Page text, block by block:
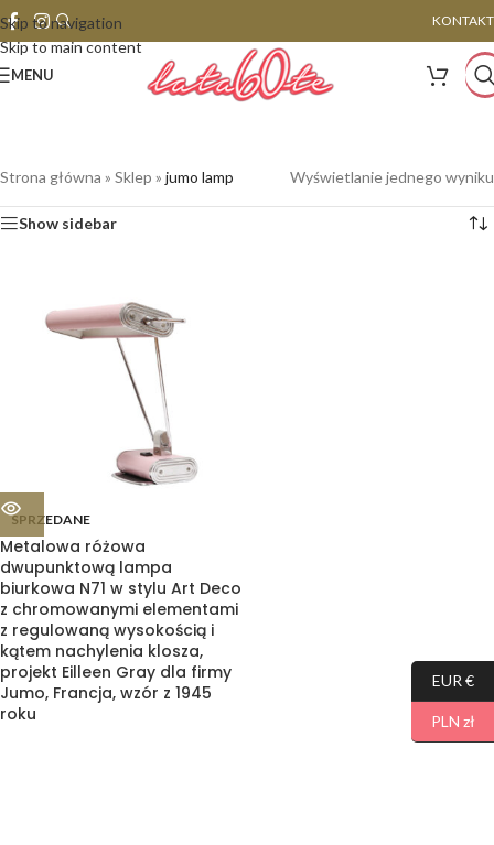
Skip to navigation
Skip to main content
KONTAKT
MENU
Strona główna » Sklep » jumo lamp Wyświetlanie jednego wyniku
Show sidebar
SPRZEDANE
Metalowa różowa
dwupunktową lampa
biurkowa N71 w stylu Art Deco
z chromowanymi elementami
z regulowaną wysokością i
kątem nachylenia klosza,
projekt Eilleen Gray dla firmy
Jumo, Francja, wzór z 1945
roku
EUR €
PLN zł